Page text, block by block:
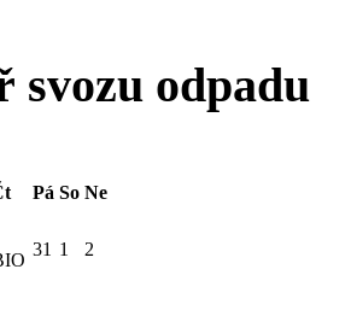
svozu odpadu
Pá So Ne
31 1 2